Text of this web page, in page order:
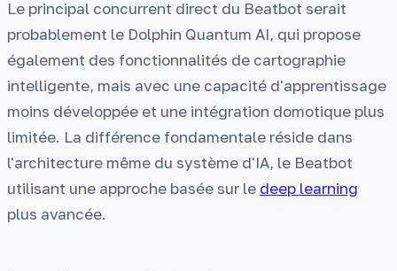
Le principal concurrent direct du Beatbot serait
probablement le Dolphin Quantum AI, qui propose
également des fonctionnalités de cartographie
intelligente, mais avec une capacité d'apprentissage
moins développée et une intégration domotique plus
limitée. La différence fondamentale réside dans
l'architecture même du système d'IA, le Beatbot
utilisant une approche basée sur le deep learning
plus avancée.